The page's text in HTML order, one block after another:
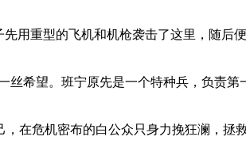
重型的飞机和机枪袭击了这里，随后
希望。班宁原先是一个特种兵，负责第
在危机密布的白公众只身力挽狂澜，